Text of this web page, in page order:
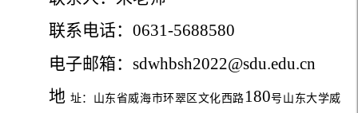
联系电话： 0631-5688580
电子邮箱： sdwhbsh2022@sdu.edu.cn
地 址：山东省威海市环翠区文化西路 180号山东大学威